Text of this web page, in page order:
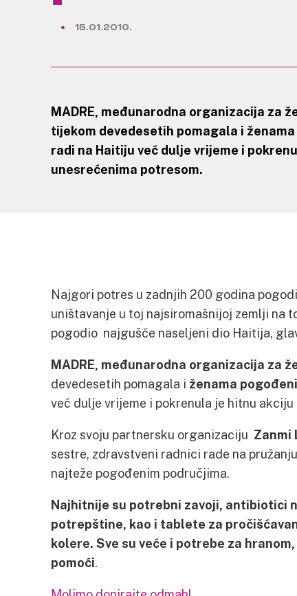
15.01.2010.
MADRE, međunarodna organizacija za
tijekom devedesetih pomagala i ženama
radi na Haitiju već dulje vrijeme i
unesrećenima potresom.
Najgori potres u zadnjih 200 godina
uništavanje u toj najsiromašnijoj zemlji na
pogodio najgušće naseljeni dio Haitija,
MADRE, međunarodna organizacija za
devedesetih pomagala i ženama
već dulje vrijeme i pokrenula je hitnu
Kroz svoju partnersku organizaciju Zanmi
sestre, zdravstveni radnici rade na
najteže pogođenim područjima.
Najhitnije su potrebni zavoji, antibiotici
potrepštine, kao i tablete za
kolere. Sve su veće i potrebe za
pomoći.